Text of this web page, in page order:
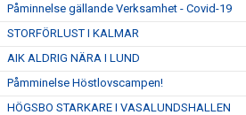
Påminnelse gällande Verksamhet - Covid-19
STORFÖRLUST I KALMAR
AIK ALDRIG NÄRA I LUND
Påmminelse Höstlovscampen!
HÖGSBO STARKARE I VASALUNDSHALLEN